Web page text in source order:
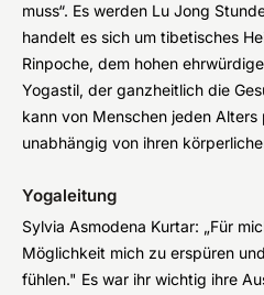
muss“. Es werden Lu Jong
handelt es sich um tibetisches
Rinpoche, dem hohen
Yogastil, der ganzheitlich die
kann von Menschen jeden
unabhängig von ihren
Yogaleitung
Sylvia Asmodena Kurtar: „Für
Möglichkeit mich zu erspüren
fühlen." Es war ihr wichtig ihre